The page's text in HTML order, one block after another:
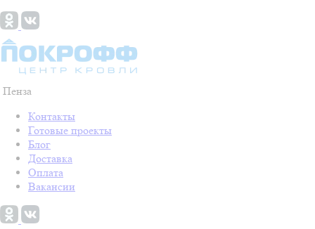
Пенза
Контакты
Готовые проекты
Блог
Доставка
Оплата
Вакансии